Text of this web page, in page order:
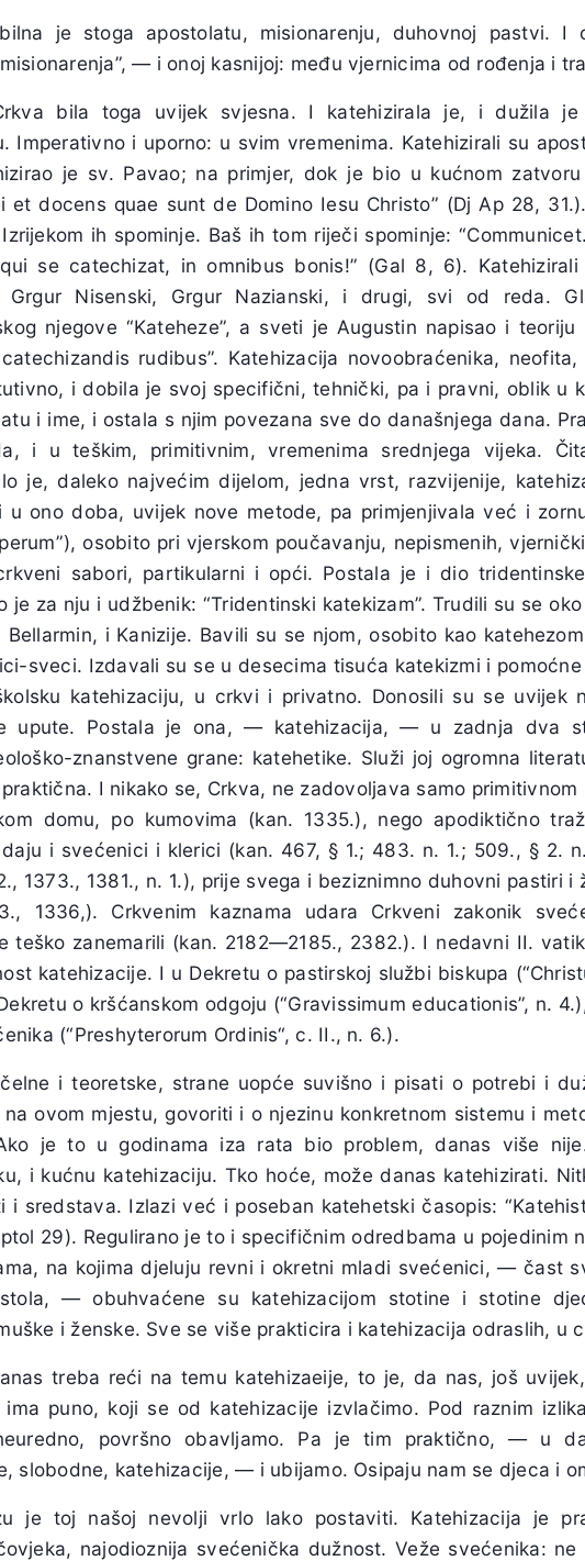
je stoga apostolatu, misionarenju, duhovnoj pastvi.
— i onoj kasnijoj: među vjernicima od rođenja i
bila toga uvijek svjesna. I katehizirala je, i dužila je
Imperativno i uporno: u svim vremenima. Katehizirali su
je sv. Pavao; na primjer, dok je bio u kućnom zatvoru
et docens quae sunt de Domino Iesu Christo” (Dj Ap 28,
ih spominje. Baš ih tom riječi spominje:
se catechizat, in omnibus bonis!” (Gal 8, 6).
Grgur Nisenski, Grgur Nazianski, i drugi, svi od reda.
njegove “Kateheze”, a sveti je Augustin napisao i
rudibus”. Katehizacija novoobraćenika,
i dobila je svoj specifični, tehnički, pa i pravni, oblik u
i ime, i ostala s njim povezana sve do današnjega dana.
i u teškim, primitivnim, vremenima srednjega vijeka.
je, daleko najvećim dijelom, jedna vrst, razvijenije,
u ono doba, uvijek nove metode, pa primjenjivala već i
osobito pri vjerskom poučavanju, nepismenih,
sabori, partikularni i opći. Postala je i dio
je za nju i udžbenik: “Tridentinski katekizam”. Trudili su se
Bellarmin, i Kanizije. Bavili su se njom, osobito kao
sveci. Izdavali su se u desecima tisuća katekizmi i
katehizaciju, u crkvi i privatno. Donosili su se uvijek
upute. Postala je ona, — katehizacija, — u zadnja dva
znanstvene grane: katehetike. Služi joj ogromna
I nikako se, Crkva, ne zadovoljava samo
domu, po kumovima (kan. 1335.), nego apodiktično
i svećenici i klerici (kan. 467, § 1.; 483. n. 1.; 509., § 2.
1373., 1381., n. 1.), prije svega i beziznimno duhovni pastiri i
1336,). Crkvenim kaznama udara Crkveni zakonik
teško zanemarili (kan. 2182—2185., 2382.). I nedavni II.
katehizacije. I u Dekretu o pastirskoj službi biskupa
o kršćanskom odgoju (“Gravissimum educationis”, n.
(“Preshyterorum Ordinis“, c. II., n. 6.).
i teoretske, strane uopće suvišno i pisati o potrebi i
ovom mjestu, govoriti i o njezinu konkretnom sistemu i
je to u godinama iza rata bio problem, danas više
i kućnu katehizaciju. Tko hoće, može danas katehizirati.
i sredstava. Izlazi već i poseban katehetski časopis:
29). Regulirano je to i specifičnim odredbama u pojedinim
na kojima djeluju revni i okretni mladi svećenici, — čast
— obuhvaćene su katehizacijom stotine i stotine
i ženske. Sve se više prakticira i katehizacija odraslih, u
treba reći na temu katehizaeije, to je, da nas, još
ima puno, koji se od katehizacije izvlačimo. Pod raznim
površno obavljamo. Pa je tim praktično, — u
slobodne, katehizacije, — i ubijamo. Osipaju nam se djeca i
je toj našoj nevolji vrlo lako postaviti. Katehizacija je
najodioznija svećenička dužnost. Veže svećenika: